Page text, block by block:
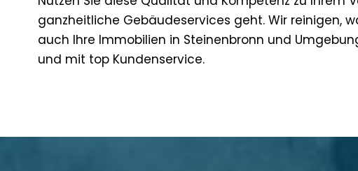
ganzheitliche Gebäudeservices geht. Wir reinigen,
auch Ihre Immobilien in Steinenbronn und
und mit top Kundenservice.